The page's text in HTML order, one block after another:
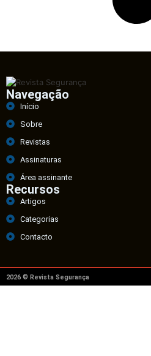
Navegação
Início
Sobre
Revistas
Assinaturas
Área assinante
Recursos
Artigos
Categorias
Contacto
2026 © Revista Segurança